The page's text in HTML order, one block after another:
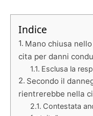
Indice
Mano chiusa
cita per danni
Esclusa la
Secondo il
rientrerebbe nella
Contestata